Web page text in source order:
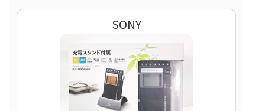
SONY